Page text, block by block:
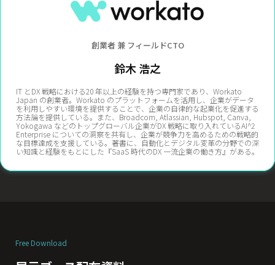
創業者 兼 フィールドCTO
鈴木 浩之
IT とDX 戦略における20 年以上の経験を持つ専門家であり、Workato
Japan の創業者。Workato のプラットフォームを活用し、企業がデータ
を利用しやすい環境を提供することで、企業の自律的な起業化を促進する
方法論を提供している。また、Broadcom, Atlassian, Hubspot, Canva,
Yokogawa などのトップグローバル企業がDX 戦略に取り入れているAI^2
Enterprise についての洞察を共有し、企業が競争力を高めるための戦略的
な目標達成を支援している。著書に、自動化とデジタル変革の分野での深
い知識と経験をもとにした『SaaS 時代のDX 一流企業の働き方』がある。
Free Download